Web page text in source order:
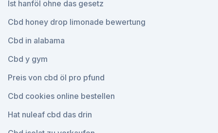
Ist hanföl ohne das gesetz
Cbd honey drop limonade bewertung
Cbd in alabama
Cbd y gym
Preis von cbd öl pro pfund
Cbd cookies online bestellen
Hat nuleaf cbd das drin